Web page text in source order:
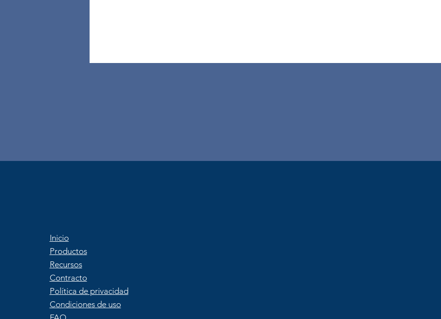
Inicio
Productos
Recursos
Contracto
Política de privacidad
Condiciones de uso